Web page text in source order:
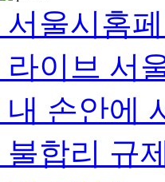
서울시홈
라이브 서
내 손안에
불합리 규